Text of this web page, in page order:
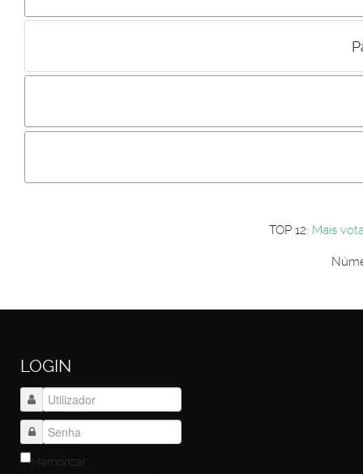
Incluir imagem :
Os
Primeiro autentique-se...
TOP 12: Mais
LOGIN
Memorizar